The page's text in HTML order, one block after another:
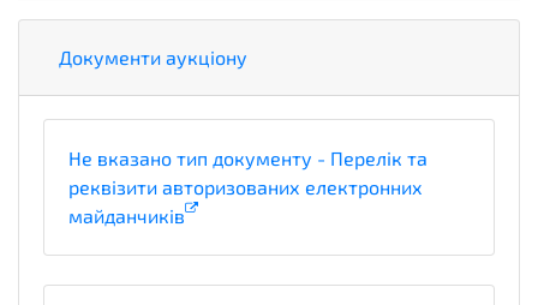
Документи аукціону
Не вказано тип документу - Перелік та
реквізити авторизованих електронних
майданчиків